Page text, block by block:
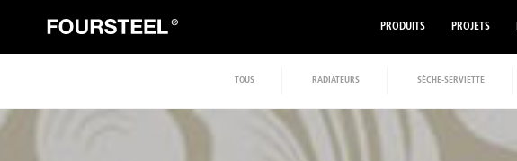
PRODUITS PROJETS
TOUS RADIATEURS SÈCHE-SERVIETTE